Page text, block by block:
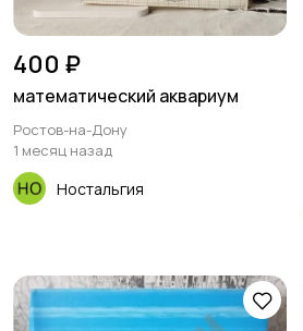
400 ₽
математический аквариум
Ростов-на-Дону
1 месяц назад
Ностальгия